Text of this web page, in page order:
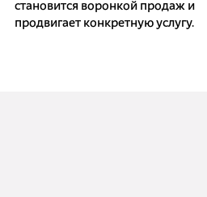
становится воронкой продаж и
продвигает конкретную услугу.